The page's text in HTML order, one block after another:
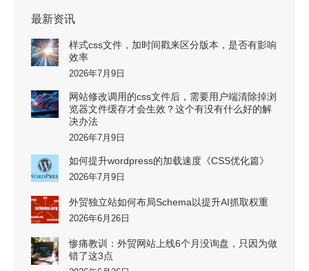
最新资讯
样式css文件，加时间戳来区分版本，是否有影响
效率
2026年7月9日
网站修改调用的css文件后，需要用户端清除掉浏
览器文件缓存才会生效？这个有没有什么好的解
决办法
2026年7月9日
如何提升wordpress的加载速度《CSS优化篇》
2026年7月9日
外贸独立站如何布局Schema以提升AI抓取权重
2026年6月26日
惨痛教训：外贸网站上线6个月没询盘，只因为做
错了这3点